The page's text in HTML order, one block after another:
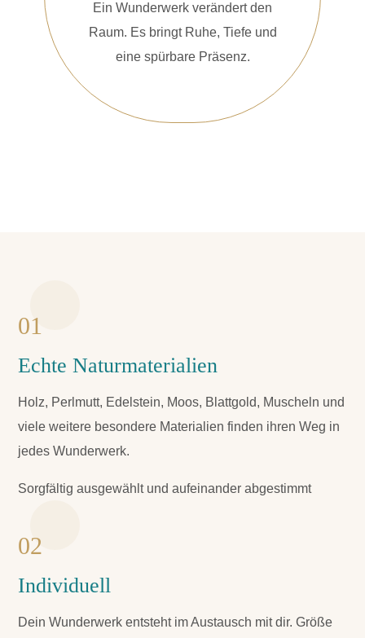
Ein Wunderwerk verändert den
Raum. Es bringt Ruhe, Tiefe und
eine spürbare Präsenz.
01
Echte Naturmaterialien
Holz, Perlmutt, Edelstein, Moos, Blattgold, Muscheln und
viele weitere besondere Materialien finden ihren Weg in
jedes Wunderwerk.
Sorgfältig ausgewählt und aufeinander abgestimmt
02
Individuell
Dein Wunderwerk entsteht im Austausch mit dir. Größe